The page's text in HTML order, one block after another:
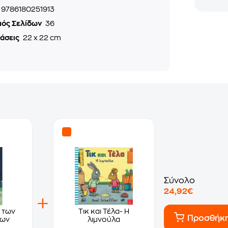
9786180251913
Σελίδων 36
22 x 22 cm
των
Τικ και Τέλα- Η
λιμνούλα
Σύνολο
24,92€